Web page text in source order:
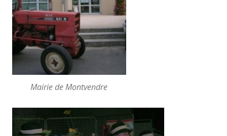
Mairie de Montvendre